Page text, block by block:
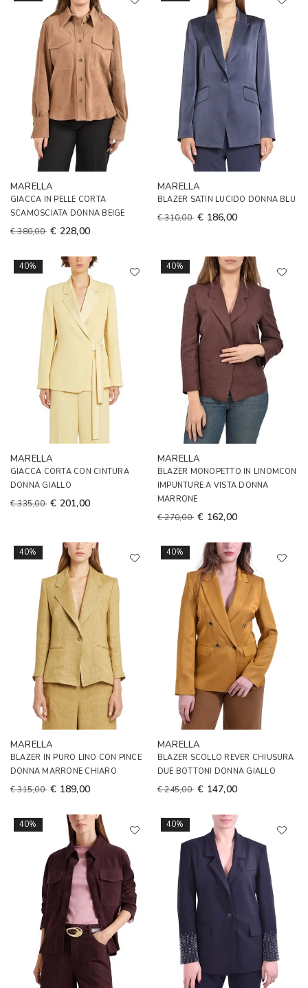
MARELLA
GIACCA IN PELLE CORTA
SCAMOSCIATA DONNA BEIGE
€ 380,00 € 228,00
MARELLA
BLAZER SATIN LUCIDO DONNA BLU
€ 310,00 € 186,00
40%
MARELLA
GIACCA CORTA CON CINTURA
DONNA GIALLO
€ 335,00 € 201,00
40%
MARELLA
BLAZER MONOPETTO IN LINOMCON
IMPUNTURE A VISTA DONNA
MARRONE
€ 270,00 € 162,00
40%
MARELLA
BLAZER IN PURO LINO CON PINCE
DONNA MARRONE CHIARO
€ 315,00 € 189,00
40%
MARELLA
BLAZER SCOLLO REVER CHIUSURA
DUE BOTTONI DONNA GIALLO
€ 245,00 € 147,00
40% 40%